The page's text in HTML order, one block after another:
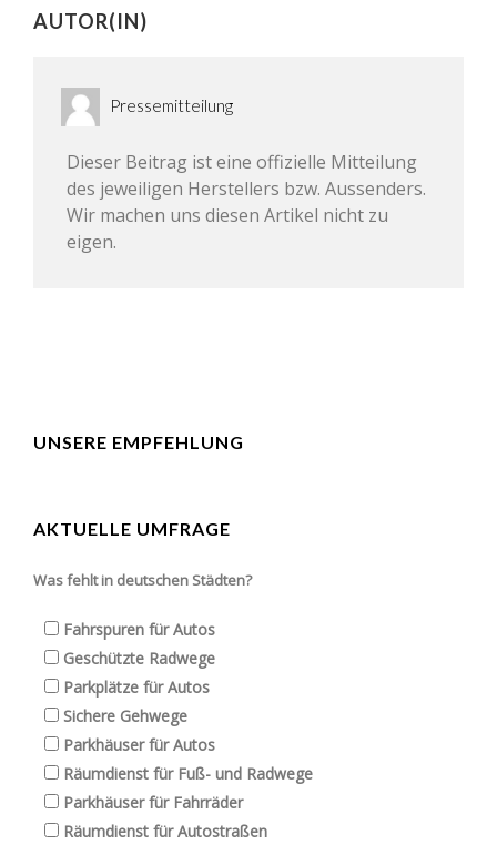
AUTOR(IN)
Pressemitteilung
Dieser Beitrag ist eine offizielle Mitteilung
des jeweiligen Herstellers bzw. Aussenders.
Wir machen uns diesen Artikel nicht zu
eigen.
UNSERE EMPFEHLUNG
AKTUELLE UMFRAGE
Was fehlt in deutschen Städten?
Fahrspuren für Autos
Geschützte Radwege
Parkplätze für Autos
Sichere Gehwege
Parkhäuser für Autos
Räumdienst für Fuß- und Radwege
Parkhäuser für Fahrräder
Räumdienst für Autostraßen